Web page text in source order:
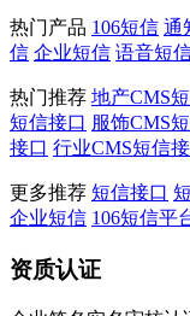
热门产品 106短信 通
信 企业短信 语音短
热门推荐 地产CMS
短信接口 服饰CMS
接口 行业CMS短信
更多推荐 短信接口
企业短信 106短信平
资质认证